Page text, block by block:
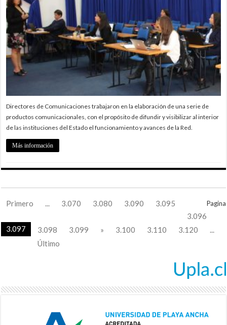
Directores de Comunicaciones trabajaron en la elaboración de una serie de
productos comunicacionales, con el propósito de difundir y visibilizar al interior
de las instituciones del Estado el funcionamiento y avances de la Red.
Más información
Pagina
Primero ... 3.070 3.080 3.090
3.095
3.096
3.097
3.098 3.099 » 3.100 3.110 3.120
...
Último